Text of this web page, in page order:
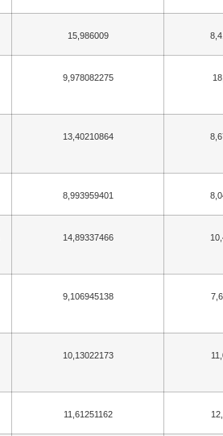
15,986009
9,978082275
13,40210864
8,993959401
14,89337466
9,106945138
10,13022173
11,61251162